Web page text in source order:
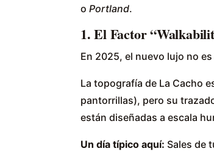
o Portland.
1. El Factor
En 2025, el nuevo lujo no
La topografía de La Cacho
pantorrillas), pero su
están diseñadas a escala
Un día típico aquí: Sales de